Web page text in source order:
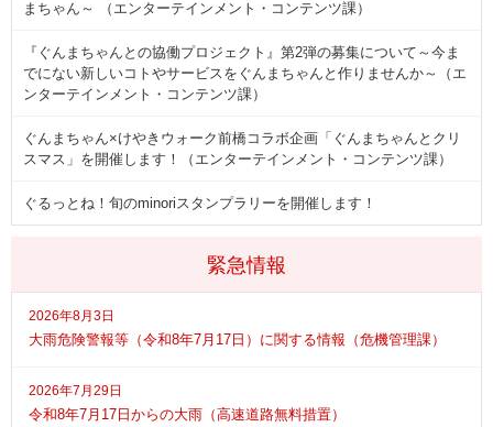
緊急情報
2026年8月3日
大雨危険警報等（令和8年7月17日）に関する情報（危機管理課）
2026年7月29日
令和8年7月17日からの大雨（高速道路無料措置）
まちゃん～ （エンターテインメント・コンテンツ課）
『ぐんまちゃんとの協働プロジェクト』第2弾の募集について～今ま
でにない新しいコトやサービスをぐんまちゃんと作りませんか～（エ
ンターテインメント・コンテンツ課）
ぐんまちゃん×けやきウォーク前橋コラボ企画「ぐんまちゃんとクリ
スマス」を開催します！（エンターテインメント・コンテンツ課）
ぐるっとね！旬のminoriスタンプラリーを開催します！